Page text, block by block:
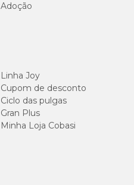
Adoção
Linha Joy
Cupom de desconto
Ciclo das pulgas
Gran Plus
Minha Loja Cobasi